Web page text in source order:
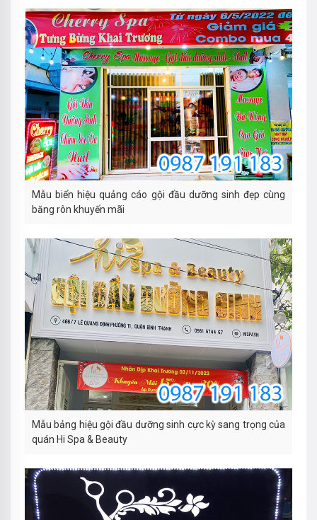
Mẫu biển hiệu quảng cáo gội đầu dưỡng sinh đẹp cùng
băng rôn khuyến mãi
Mẫu bảng hiệu gội đầu dưỡng sinh cực kỳ sang trọng của
quán Hi Spa & Beauty